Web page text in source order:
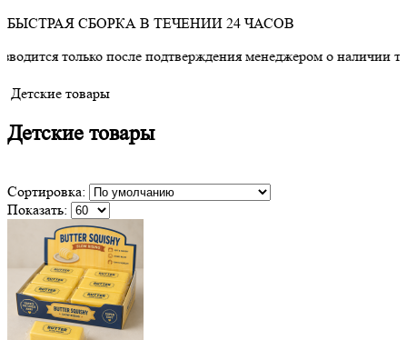
БЫСТРАЯ СБОРКА В ТЕЧЕНИИ 24 ЧАСОВ
после подтверждения менеджером о наличии товара.
Детские товары
Детские товары
Сортировка:
Показать: